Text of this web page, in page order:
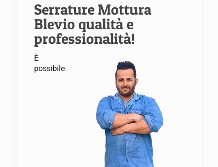
Serrature Mottura
Blevio qualità e
professionalità!
È
possibile